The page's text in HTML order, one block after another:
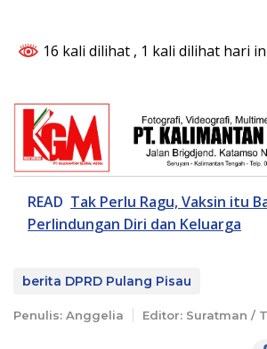
16 kali dilihat , 1 kali dilihat hari
READ Tak Perlu Ragu, Vaksin itu
Perlindungan Diri dan Keluarga
berita DPRD Pulang Pisau
Penulis: Anggelia Editor: Suratman /